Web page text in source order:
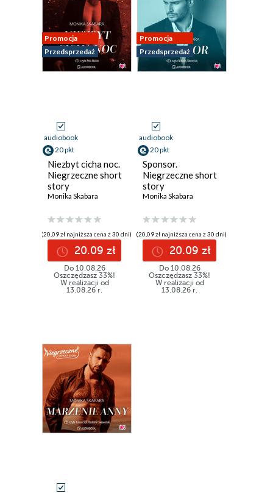
Promocja
Przedsprzedaż
audiobook
20 pkt
Niezbyt cicha noc.
Niegrzeczne short
story
Monika Skabara
(20,09 zł najniższa cena z 30 dni)
20.09 zł
Do 10.08.26
Oszczędzasz 33%!
W realizacji od
13.08.26 r.
Promocja
Przedsprzedaż
audiobook
20 pkt
Sponsor.
Niegrzeczne short
story
Monika Skabara
(20,09 zł najniższa cena z 30 dni)
20.09 zł
Do 10.08.26
Oszczędzasz 33%!
W realizacji od
13.08.26 r.